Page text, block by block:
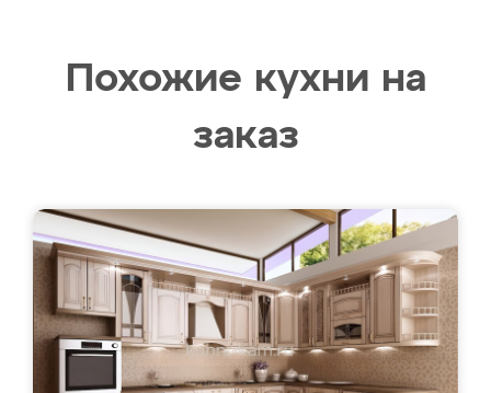
Похожие кухни на
заказ